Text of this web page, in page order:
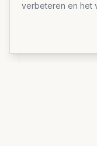
verbeteren en het